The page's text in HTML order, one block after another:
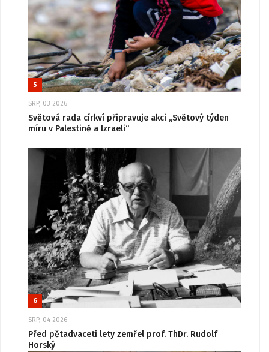
5
SRP, 03 2026
Světová rada církví připravuje akci „Světový týden
míru v Palestině a Izraeli“
6
SRP, 04 2026
Před pětadvaceti lety zemřel prof. ThDr. Rudolf
Horský